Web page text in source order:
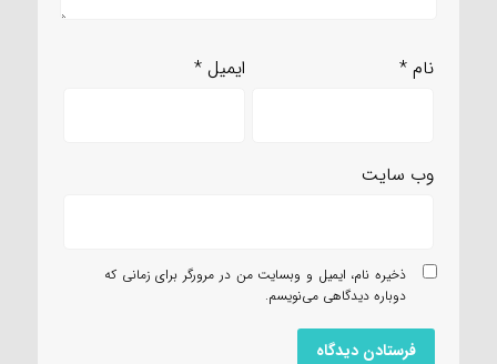
نام* ایمیل*
وب‌ سایت
ذخیره نام، ایمیل و وبسایت من در مرورگر برای زمانی که
دوباره دیدگاهی می‌نویسم.